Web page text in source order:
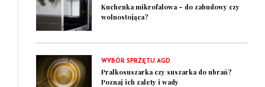
Kuchenka mikrofalowa – do zabudowy czy
wolnostojąca?
WYBÓR SPRZĘTU AGD
Pralkosuszarka czy suszarka do ubrań?
Poznaj ich zalety i wady